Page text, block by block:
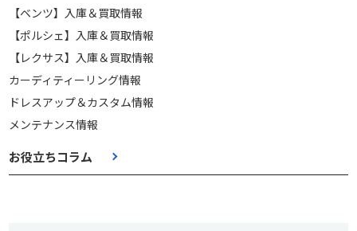
【ベンツ】入庫＆買取情報
【ポルシェ】入庫＆買取情報
【レクサス】入庫＆買取情報
カーディティーリング情報
ドレスアップ＆カスタム情報
メンテナンス情報
お役立ちコラム